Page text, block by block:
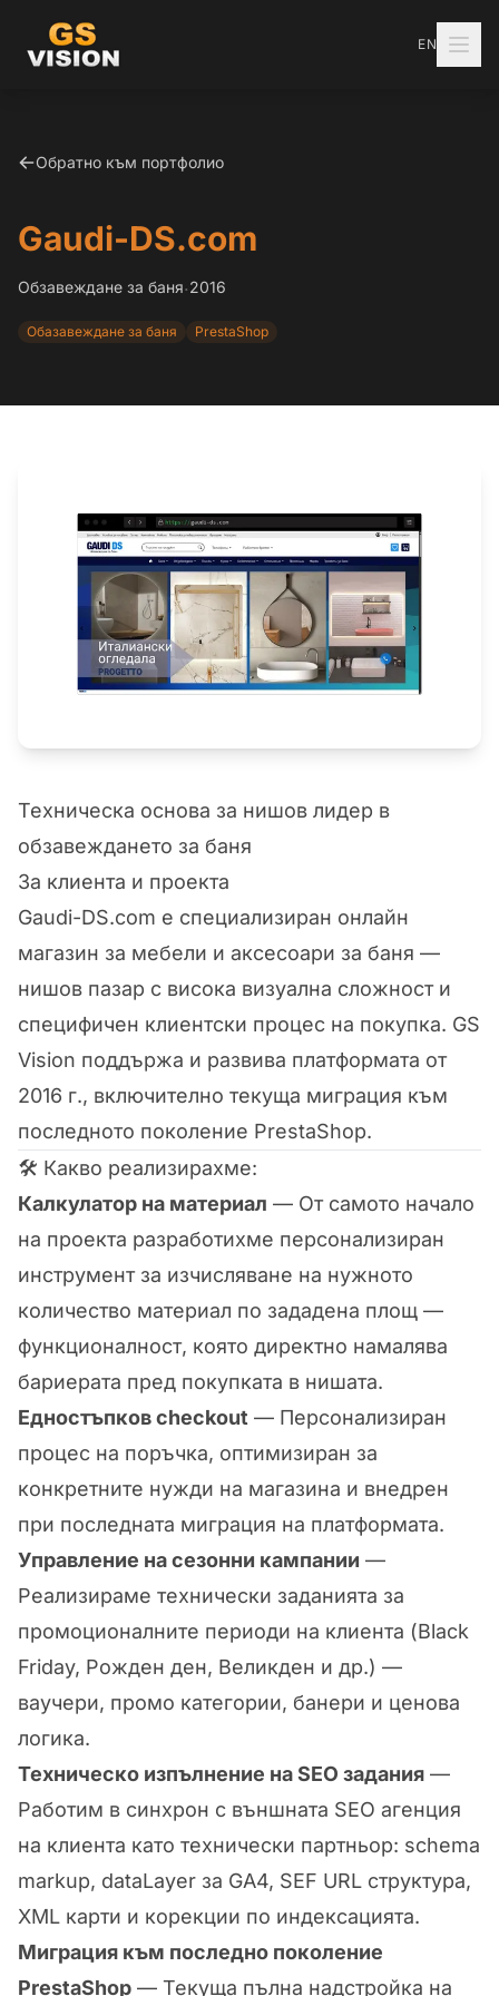
EN
Обратно към портфолио
Gaudi-DS.com
Обзавеждане за баня·2016
Обазавеждане за баня PrestaShop
Техническа основа за нишов лидер в
обзавеждането за баня
За клиента и проекта
Gaudi-DS.com е специализиран онлайн
магазин за мебели и аксесоари за баня —
нишов пазар с висока визуална сложност и
специфичен клиентски процес на покупка. GS
Vision поддържа и развива платформата от
2016 г., включително текуща миграция към
последното поколение PrestaShop.
🛠️ Какво реализирахме:
Калкулатор на материал — От самото начало
на проекта разработихме персонализиран
инструмент за изчисляване на нужното
количество материал по зададена площ —
функционалност, която директно намалява
бариерата пред покупката в нишата.
Едностъпков checkout — Персонализиран
процес на поръчка, оптимизиран за
конкретните нужди на магазина и внедрен
при последната миграция на платформата.
Управление на сезонни кампании —
Реализираме технически заданията за
промоционалните периоди на клиента (Black
Friday, Рожден ден, Великден и др.) —
ваучери, промо категории, банери и ценова
логика.
Техническо изпълнение на SEO задания —
Работим в синхрон с външната SEO агенция
на клиента като технически партньор: schema
markup, dataLayer за GA4, SEF URL структура,
XML карти и корекции по индексацията.
Миграция към последно поколение
PrestaShop — Текуща пълна надстройка на